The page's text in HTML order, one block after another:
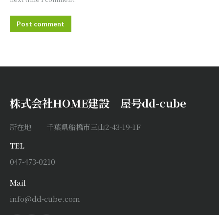
Post comment
株式会社HOME建設 屋号dd-cube
所在地 千葉県船橋市三山2-43-19-1F
TEL
047-473-0210
Mail
info@dd-cube.com